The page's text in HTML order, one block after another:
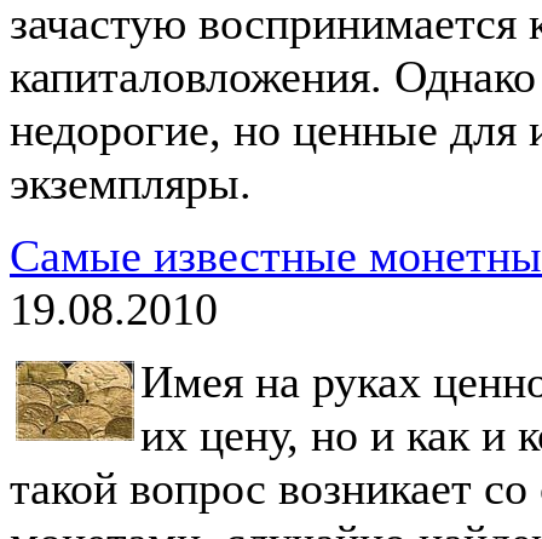
зачастую
капиталовложения.
недорогие, но ценные для
экземпляры.
Самые известные
19.08.2010
Имея на руках
их цену, но и как и
такой вопрос возникает